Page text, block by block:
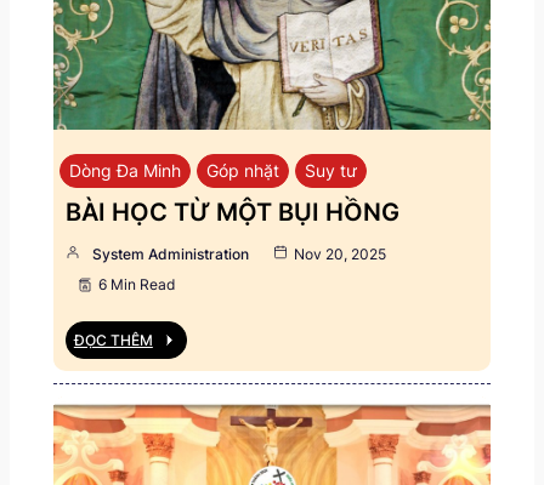
Dòng Đa Minh Góp nhặt Suy tư
BÀI HỌC TỪ MỘT BỤI HỒNG
System Administration
Nov 20, 2025
6 Min Read
ĐỌC THÊM